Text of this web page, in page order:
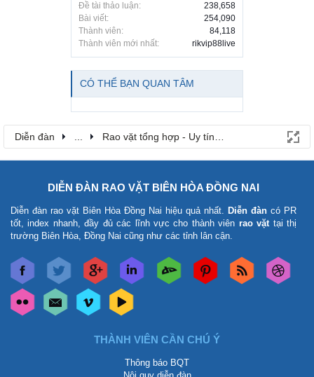
Đề tài thảo luận:
238,658
Bài viết:
254,090
Thành viên:
84,118
Thành viên mới nhất:
rikvip88live
CÓ THỂ BẠN QUAN TÂM
Diễn đàn Rao vặt tổng hợp - Uy tín - Miễn phí
DIỄN ĐÀN RAO VẶT BIÊN HÒA ĐỒNG NAI
Diễn đàn rao vặt Biên Hòa Đồng Nai hiệu quả nhất. Diễn đàn có PR
tốt, index nhanh, đầy đủ các lĩnh vực cho thành viên rao vặttại thị
trường Biên Hòa, Đồng Nai cũng như các tỉnh lân cận.
THÀNH VIÊN CẦN CHÚ Ý
Thông báo BQT